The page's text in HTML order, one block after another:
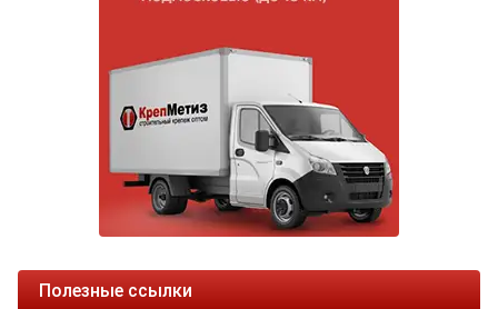
Полезные ссылки